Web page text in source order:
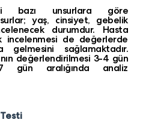
bazı unsurlara göre
yaş, cinsiyet, gebelik
durumdur. Hasta
incelenmesi de değerlerde
gelmesini sağlamaktadır.
değerlendirilmesi 3-4 gün
gün aralığında analiz